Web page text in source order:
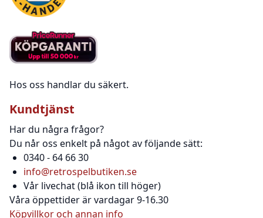
Hos oss handlar du säkert.
Kundtjänst
Har du några frågor?
Du når oss enkelt på något av följande sätt:
0340 - 64 66 30
info@retrospelbutiken.se
Vår livechat (blå ikon till höger)
Våra öppettider är vardagar 9-16.30
Köpvillkor och annan info